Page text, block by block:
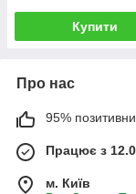
Купити
Про нас
95%
Працює з
м. Київ